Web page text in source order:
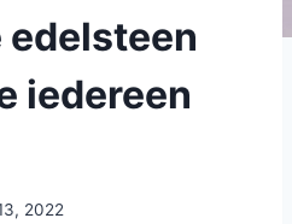
edelsteen
iedereen
2022